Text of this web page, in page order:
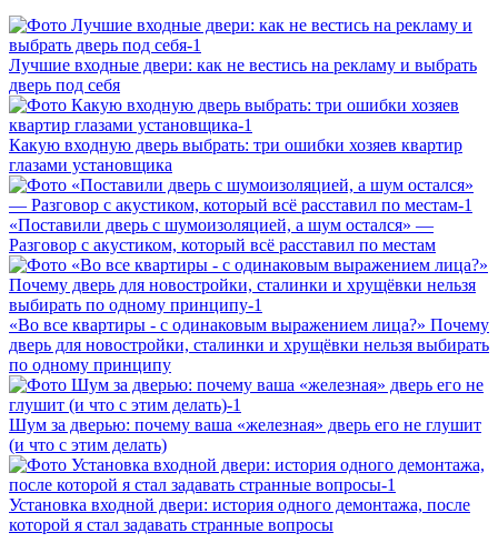
Лучшие входные двери: как не вестись на рекламу и выбрать
дверь под себя
Какую входную дверь выбрать: три ошибки хозяев квартир
глазами установщика
«Поставили дверь с шумоизоляцией, а шум остался» —
Разговор с акустиком, который всё расставил по местам
«Во все квартиры - с одинаковым выражением лица?» Почему
дверь для новостройки, сталинки и хрущёвки нельзя выбирать
по одному принципу
Шум за дверью: почему ваша «железная» дверь его не глушит
(и что с этим делать)
Установка входной двери: история одного демонтажа, после
которой я стал задавать странные вопросы